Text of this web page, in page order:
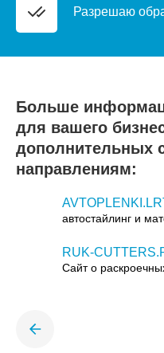
Разрешаю
Больше
для вашего
дополнительных
направлениям:
автостайлинг и
RUK-
Сайт о